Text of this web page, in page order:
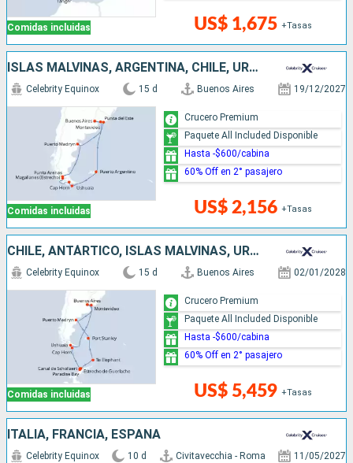
Comidas incluidas US$ 1,675 +Tasas
ISLAS MALVINAS, ARGENTINA, CHILE, URUGUAY
Comidas incluidas
Celebrity Equinox 15 d Buenos Aires 19/12/2027
US$ 2,156 +Tasas
Crucero Premium
Paquete All Included Disponible
Hasta -$600/cabina
60% Off en 2° pasajero
CHILE, ANTÁRTICO, ISLAS MALVINAS, URUGUAY, ARGENTINA
Comidas incluidas
Celebrity Equinox 15 d Buenos Aires 02/01/2028
US$ 5,459 +Tasas
Crucero Premium
Paquete All Included Disponible
Hasta -$600/cabina
60% Off en 2° pasajero
ITALIA, FRANCIA, ESPAÑA
Celebrity Equinox 10 d Civitavecchia - Roma 11/05/2027